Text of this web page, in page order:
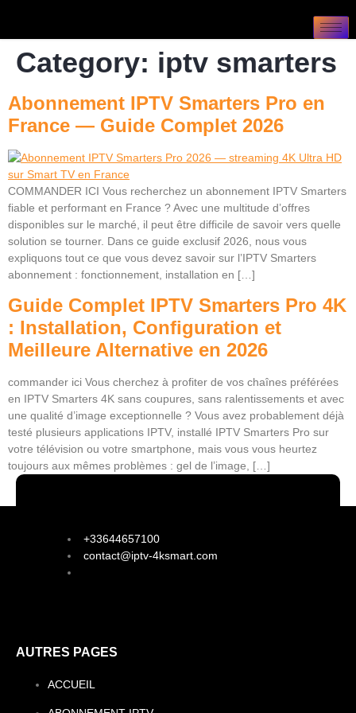
Category: iptv smarters
Abonnement IPTV Smarters Pro en
France — Guide Complet 2026
COMMANDER ICI Vous recherchez un abonnement IPTV Smarters
fiable et performant en France ? Avec une multitude d’offres
disponibles sur le marché, il peut être difficile de savoir vers quelle
solution se tourner. Dans ce guide exclusif 2026, nous vous
expliquons tout ce que vous devez savoir sur l’IPTV Smarters
abonnement : fonctionnement, installation en […]
Guide Complet IPTV Smarters Pro 4K
: Installation, Configuration et
Meilleure Alternative en 2026
commander ici Vous cherchez à profiter de vos chaînes préférées
en IPTV Smarters 4K sans coupures, sans ralentissements et avec
une qualité d’image exceptionnelle ? Vous avez probablement déjà
testé plusieurs applications IPTV, installé IPTV Smarters Pro sur
votre télévision ou votre smartphone, mais vous vous heurtez
toujours aux mêmes problèmes : gel de l’image, […]
+33644657100
contact@iptv-4ksmart.com
AUTRES PAGES
ACCUEIL